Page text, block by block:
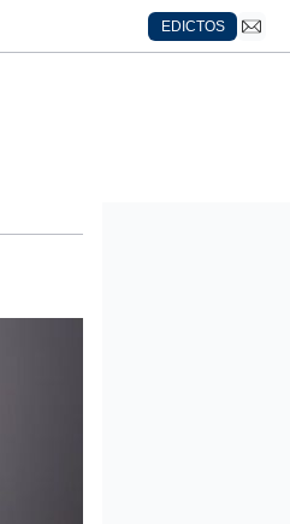
EDICTOS